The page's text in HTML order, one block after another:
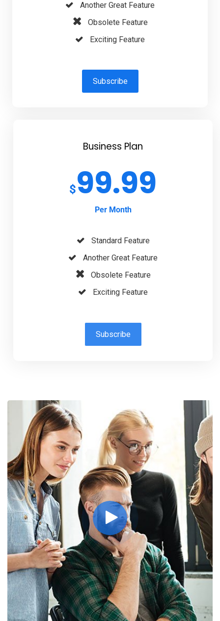
Another Great Feature
Obsolete Feature
Exciting Feature
Subscribe
Business Plan
$99.99
Per Month
Standard Feature
Another Great Feature
Obsolete Feature
Exciting Feature
Subscribe